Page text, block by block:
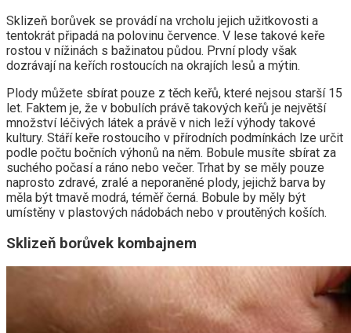
Sklizeň borůvek se provádí na vrcholu jejich užitkovosti a
tentokrát připadá na polovinu července. V lese takové keře
rostou v nížinách s bažinatou půdou. První plody však
dozrávají na keřích rostoucích na okrajích lesů a mýtin.
Plody můžete sbírat pouze z těch keřů, které nejsou starší 15
let. Faktem je, že v bobulích právě takových keřů je největší
množství léčivých látek a právě v nich leží výhody takové
kultury. Stáří keře rostoucího v přírodních podmínkách lze určit
podle počtu bočních výhonů na něm. Bobule musíte sbírat za
suchého počasí a ráno nebo večer. Trhat by se měly pouze
naprosto zdravé, zralé a neporaněné plody, jejichž barva by
měla být tmavě modrá, téměř černá. Bobule by měly být
umístěny v plastových nádobách nebo v proutěných koších.
Sklizeň borůvek kombajnem